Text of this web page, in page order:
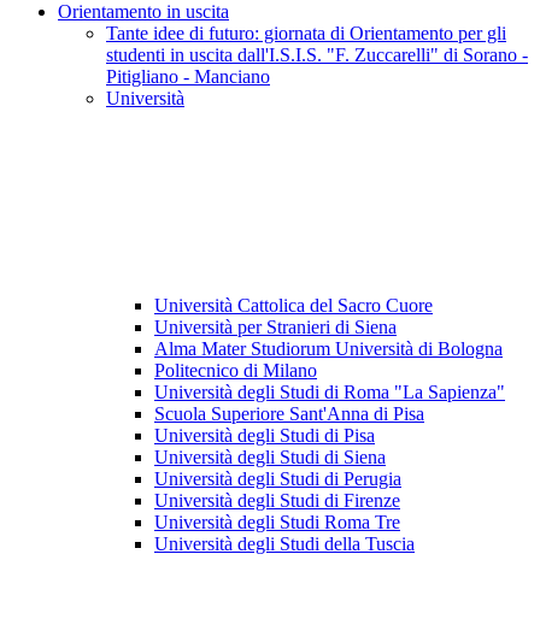
Orientamento in uscita
Tante idee di futuro: giornata di Orientamento per gli
studenti in uscita dall'I.S.I.S. "F. Zuccarelli" di Sorano -
Pitigliano - Manciano
Università
Università Cattolica del Sacro Cuore
Università per Stranieri di Siena
Alma Mater Studiorum Università di Bologna
Politecnico di Milano
Università degli Studi di Roma "La Sapienza"
Scuola Superiore Sant'Anna di Pisa
Università degli Studi di Pisa
Università degli Studi di Siena
Università degli Studi di Perugia
Università degli Studi di Firenze
Università degli Studi Roma Tre
Università degli Studi della Tuscia